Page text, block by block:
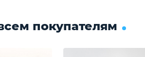
покупателям